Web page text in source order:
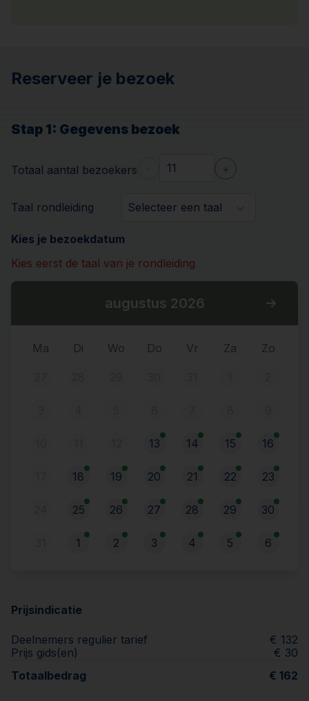
Reserveer je bezoek
Stap 1: Gegevens bezoek
Totaal aantal bezoekers +
Taal rondleiding Selecteer een taal
Kies je bezoekdatum
Kies eerst de taal van je rondleiding
augustus 2026
Ma Di Wo Do Vr Za Zo
13 14 15 16
18 19 20 21 22 23
25 26 27 28 29 30
1 2 3 4 5 6
Prijsindicatie
Deelnemers regulier tarief
€ 132
Prijs gids(en)
€ 30
Totaalbedrag
€ 162